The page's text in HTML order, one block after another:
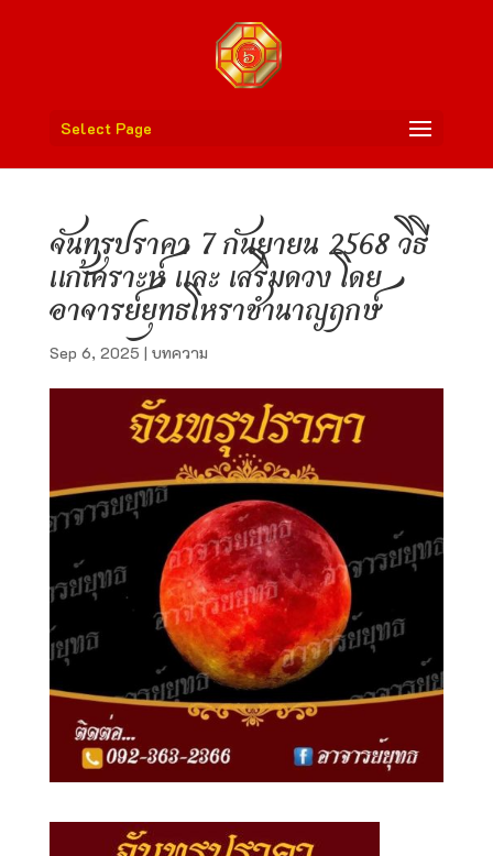
Select Page
จันทรุปราคา 7 กันยายน 2568 วิธี
แก้เคราะห์ และ เสริมดวง โดย
อาจารย์ยุทธโหราชำนาญฤกษ์
Sep 6, 2025 | บทความ